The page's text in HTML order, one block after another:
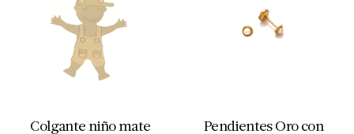
Colgante niño mate
Pendientes Oro con